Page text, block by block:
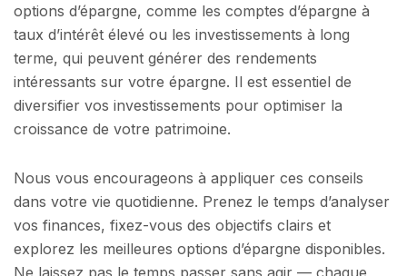
options d’épargne, comme les comptes d’épargne à
taux d’intérêt élevé ou les investissements à long
terme, qui peuvent générer des rendements
intéressants sur votre épargne. Il est essentiel de
diversifier vos investissements pour optimiser la
croissance de votre patrimoine.
Nous vous encourageons à appliquer ces conseils
dans votre vie quotidienne. Prenez le temps d’analyser
vos finances, fixez-vous des objectifs clairs et
explorez les meilleures options d’épargne disponibles.
Ne laissez pas le temps passer sans agir — chaque